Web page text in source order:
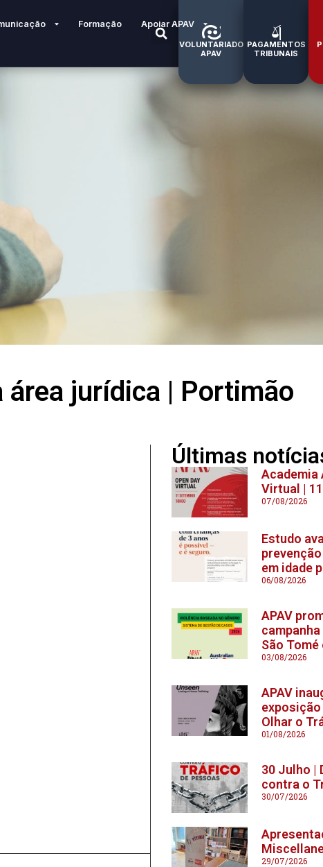
Formação Apoiar APAV
VOLUNTARIADO
APAV
PAGAMENTOS
TRIBUNAIS
área jurídica | Portimão
Últimas
Academia
Virtual |
07/08/2026
Estudo
em idade
06/08/2026
APAV
São
03/08/2026
APAV
Olhar o
01/08/2026
30 Julho |
contra o
30/07/2026
29/07/2026